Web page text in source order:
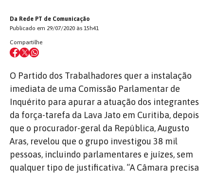
Da Rede PT de Comunicação
Publicado em 29/07/2020 às 15h41
Compartilhe
O Partido dos Trabalhadores quer a instalação
imediata de uma Comissão Parlamentar de
Inquérito para apurar a atuação dos integrantes
da força-tarefa da Lava Jato em Curitiba, depois
que o procurador-geral da República, Augusto
Aras, revelou que o grupo investigou 38 mil
pessoas, incluindo parlamentares e juízes, sem
qualquer tipo de justificativa. “A Câmara precisa